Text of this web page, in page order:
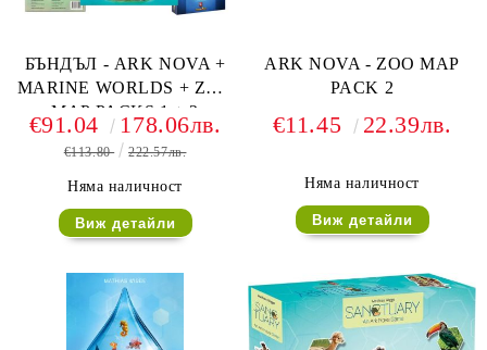
БЪНДЪЛ - ARK NOVA +
MARINE WORLDS + ZOO
MAP PACKS 1 + 2
€91.04 178.06лв.
€113.80 222.57лв.
Няма наличност
Виж детайли
ARK NOVA - ZOO MAP
PACK 2
€11.45 22.39лв.
Няма наличност
Виж детайли